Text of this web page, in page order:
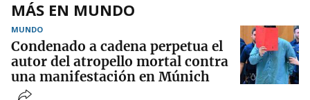
MÁS EN MUNDO
MUNDO
Condenado a cadena perpetua el
autor del atropello mortal contra
una manifestación en Múnich